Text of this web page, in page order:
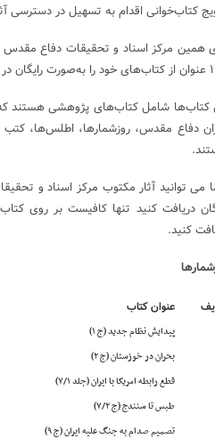
کتاب‌خوانی اقدام به تسهیل در دسترسی
قرار دهد.
کتاب‌ها شامل کتاب‌های پژوهشی هستند
دفاع مقدس، روزشمارها، اطلس‌ها، کتب
می توانید آثار مکتوب مرکز اسناد و
دریافت کنید تنها کافیست بر روی
کنید.
عنوان کتاب
پیدایش نظام جدید (ج ۱)
بحران در خوزستان (ج ۲)
قطع رابطه امریکا با ایران (جلد ۷/۱)
طبس تا سنندج (ج ۷/۲)
تصمیم صدام به جنگ علیه ایران (ج ۹)